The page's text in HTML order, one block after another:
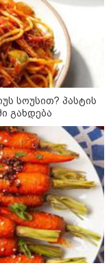
ეროვნული
შედეგად
და დაღუპულთა
25%-ით
-
ის?
- მდინარე
დედა-შვილი
სოუსით? პასტის
გახდება